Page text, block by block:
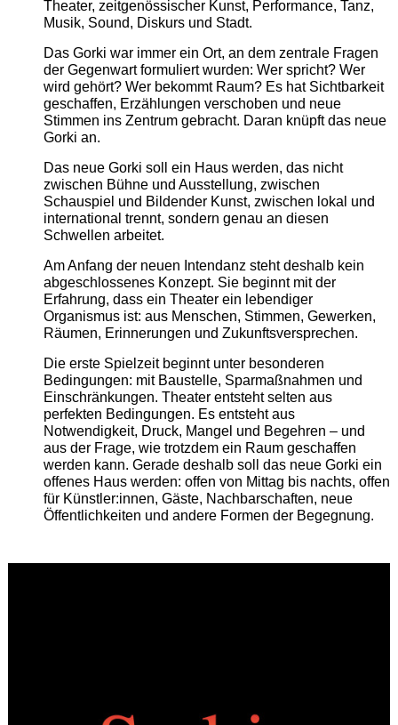
Theater, zeitgenössischer Kunst, Performance, Tanz,
Musik, Sound, Diskurs und Stadt.
Das Gorki war immer ein Ort, an dem zentrale Fragen
der Gegenwart formuliert wurden: Wer spricht? Wer
wird gehört? Wer bekommt Raum? Es hat Sichtbarkeit
geschaffen, Erzählungen verschoben und neue
Stimmen ins Zentrum gebracht. Daran knüpft das neue
Gorki an.
Das neue Gorki soll ein Haus werden, das nicht
zwischen Bühne und Ausstellung, zwischen
Schauspiel und Bildender Kunst, zwischen lokal und
international trennt, sondern genau an diesen
Schwellen arbeitet.
Am Anfang der neuen Intendanz steht deshalb kein
abgeschlossenes Konzept. Sie beginnt mit der
Erfahrung, dass ein Theater ein lebendiger
Organismus ist: aus Menschen, Stimmen, Gewerken,
Räumen, Erinnerungen und Zukunftsversprechen.
Die erste Spielzeit beginnt unter besonderen
Bedingungen: mit Baustelle, Sparmaßnahmen und
Einschränkungen. Theater entsteht selten aus
perfekten Bedingungen. Es entsteht aus
Notwendigkeit, Druck, Mangel und Begehren – und
aus der Frage, wie trotzdem ein Raum geschaffen
werden kann. Gerade deshalb soll das neue Gorki ein
offenes Haus werden: offen von Mittag bis nachts, offen
für Künstler:innen, Gäste, Nachbarschaften, neue
Öffentlichkeiten und andere Formen der Begegnung.